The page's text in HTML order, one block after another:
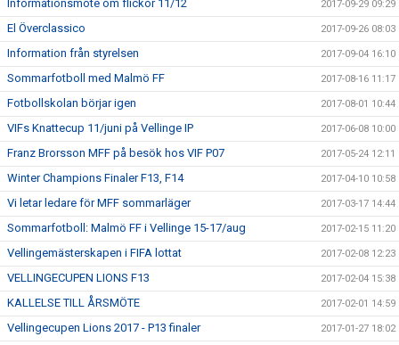
Informationsmöte om flickor 11/12 2017-09-29 09:29
El Överclassico 2017-09-26 08:03
Information från styrelsen 2017-09-04 16:10
Sommarfotboll med Malmö FF 2017-08-16 11:17
Fotbollskolan börjar igen 2017-08-01 10:44
VIFs Knattecup 11/juni på Vellinge IP 2017-06-08 10:00
Franz Brorsson MFF på besök hos VIF P07 2017-05-24 12:11
Winter Champions Finaler F13, F14 2017-04-10 10:58
Vi letar ledare för MFF sommarläger 2017-03-17 14:44
Sommarfotboll: Malmö FF i Vellinge 15-17/aug 2017-02-15 11:20
Vellingemästerskapen i FIFA lottat 2017-02-08 12:23
VELLINGECUPEN LIONS F13 2017-02-04 15:38
KALLELSE TILL ÅRSMÖTE 2017-02-01 14:59
Vellingecupen Lions 2017 - P13 finaler 2017-01-27 18:02